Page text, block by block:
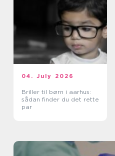
04. July 2026
Briller til børn i aarhus:
sådan finder du det rette
par